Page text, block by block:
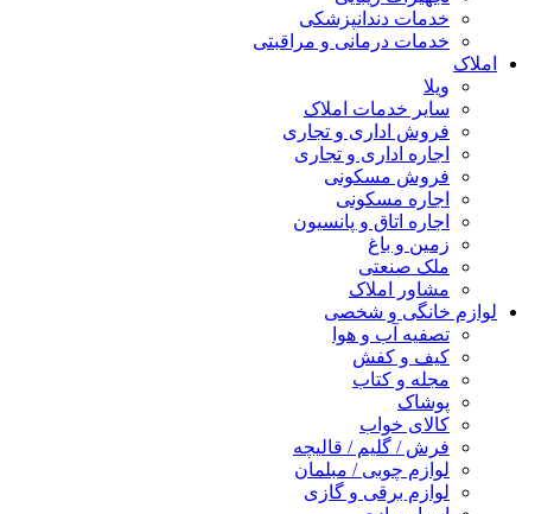
خدمات دندانپزشکی
خدمات درمانی و مراقبتی
املاک
ویلا
سایر خدمات املاک
فروش اداری و تجاری
اجاره اداری و تجاری
فروش مسکونی
اجاره مسکونی
اجاره اتاق و پانسیون
زمین و باغ
ملک صنعتی
مشاور املاک
لوازم خانگی و شخصی
تصفیه آب و هوا
کیف و کفش
مجله و کتاب
پوشاک
کالای خواب
فرش / گلیم / قالیچه
لوازم چوبی / مبلمان
لوازم برقی و گازی